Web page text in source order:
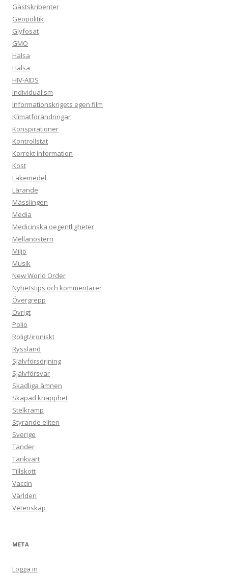
Gästskribenter
Geopolitik
Glyfosat
GMO
Hälsa
Hälsa
HIV-AIDS
Individualism
Informationskrigets egen film
Klimatförändringar
Konspirationer
Kontrollstat
Korrekt information
Kost
Läkemedel
Lärande
Mässlingen
Media
Medicinska oegentligheter
Mellanöstern
Miljö
Musik
New World Order
Nyhetstips och kommentarer
Övergrepp
Övrigt
Polio
Roligt/ironiskt
Ryssland
Självförsörjning
Självförsvar
Skadliga ämnen
Skapad knapphet
Stelkramp
Styrande eliten
Sverige
Tänder
Tänkvärt
Tillskott
Vaccin
Världen
Vetenskap
META
Logga in